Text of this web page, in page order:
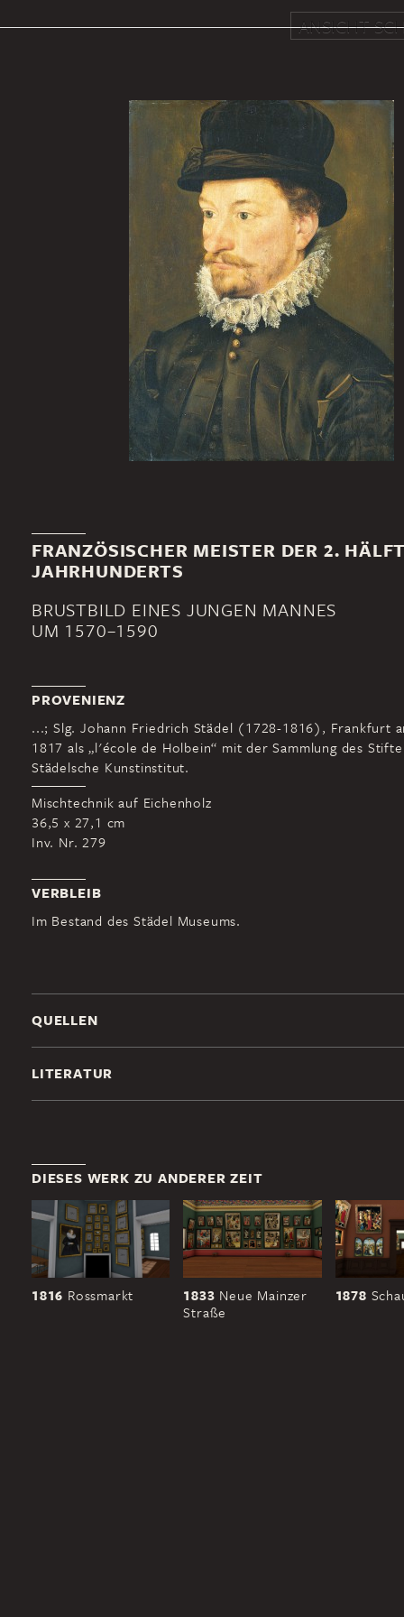
ANSICHT
FRANZÖSISCHER MEISTER DER 2.
JAHRHUNDERTS
BRUSTBILD EINES JUNGEN MANNES
UM 1570–1590
PROVENIENZ
...; Slg. Johann Friedrich Städel (1728-1816), Frankfurt
1817 als „l'école de Holbein“ mit der Sammlung des
Städelsche Kunstinstitut.
Mischtechnik auf Eichenholz
36,5 x 27,1 cm
Inv. Nr. 279
VERBLEIB
Im Bestand des Städel Museums.
QUELLEN
LITERATUR
DIESES WERK ZU ANDERER ZEIT
1816 Rossmarkt 1833 Neue Mainzer
Straße
1878